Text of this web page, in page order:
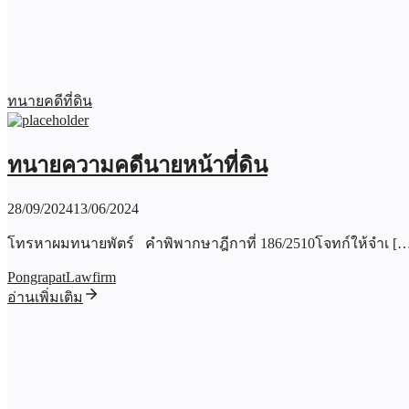
ทนายคดีที่ดิน
ทนายความคดีนายหน้าที่ดิน
28/09/202413/06/2024
โทรหาผมทนายพัตร์ คำพิพากษาฎีกาที่ 186/2510โจทก์ให้จำเ
PongrapatLawfirm
อ่านเพิ่มเติม